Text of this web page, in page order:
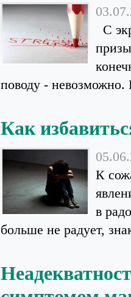
С
поводу - невозможно.
Как
К
в
больше не радует,